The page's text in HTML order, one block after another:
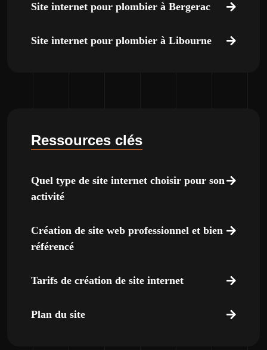
Site internet pour plombier à Bergerac
Site internet pour plombier à Libourne
Ressources clés
Quel type de site internet choisir pour son
activité
Création de site web professionnel et bien
référencé
Tarifs de création de site internet
Plan du site